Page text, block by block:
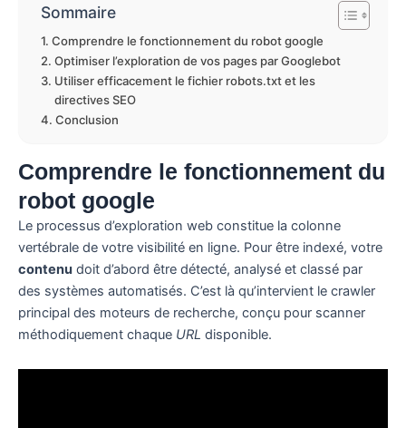
Sommaire
Comprendre le fonctionnement du robot google
Optimiser l’exploration de vos pages par Googlebot
Utiliser efficacement le fichier robots.txt et les
directives SEO
Conclusion
Comprendre le fonctionnement du
robot google
Le processus d’exploration web constitue la colonne
vertébrale de votre visibilité en ligne. Pour être indexé, votre
contenu doit d’abord être détecté, analysé et classé par
des systèmes automatisés. C’est là qu’intervient le crawler
principal des moteurs de recherche, conçu pour scanner
méthodiquement chaque URL disponible.